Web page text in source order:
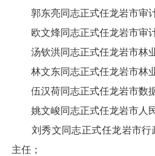
郭东亮同志正式任龙岩市审计
欧文烽同志正式任龙岩市审计
汤钦洪同志正式任龙岩市林业
林文东同志正式任龙岩市林业
伍汉荷同志正式任龙岩市数据
姚文峻同志正式任龙岩市人民
刘秀文同志正式任龙岩市行
主任；